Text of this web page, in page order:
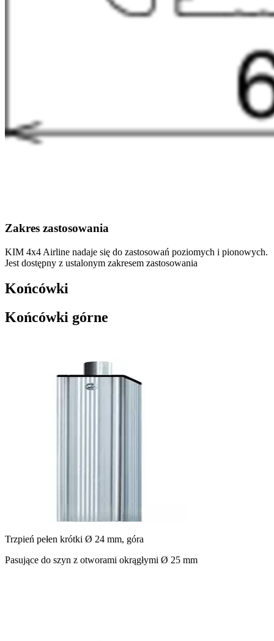
Zakres zastosowania
KIM 4x4 Airline nadaje się do zastosowań poziomych i pionowych.
Jest dostępny z ustalonym zakresem zastosowania
Końcówki
Końcówki górne
Trzpień pełen krótki Ø 24 mm, góra
Pasujące do szyn z otworami okrągłymi Ø 25 mm